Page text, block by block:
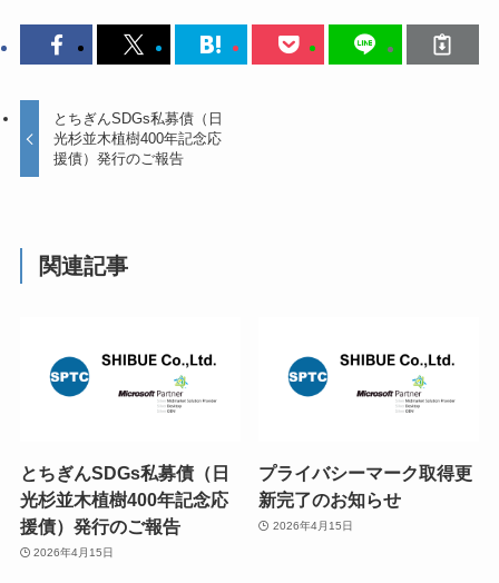
とちぎんSDGs私募債（日
光杉並木植樹400年記念応
援債）発行のご報告
関連記事
とちぎんSDGs私募債（日
光杉並木植樹400年記念応
援債）発行のご報告
2026年4月15日
プライバシーマーク取得更
新完了のお知らせ
2026年4月15日